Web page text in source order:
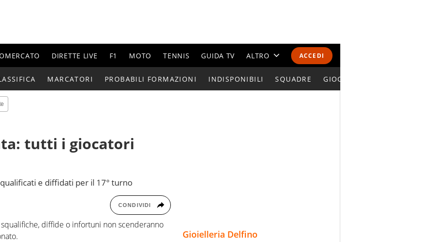
ACCEDI
DIRETTE LIVE F1 MOTO TENNIS GUIDA TV ALTRO
CALENDARI E CLASSIFICHE
MARCATORI PROBABILI FORMAZIONI INDISPONIBILI SQUADRE GIOCATORI SERIE A
tutti i giocatori
e diffidati per il 17° turno
CONDIVIDI
diffide o infortuni non scenderanno
Gioielleria Delfino